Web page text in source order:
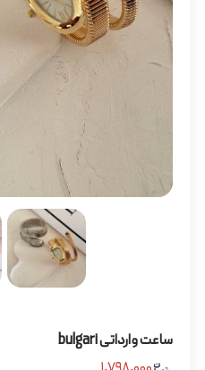
ساعت وارداتی bulgari